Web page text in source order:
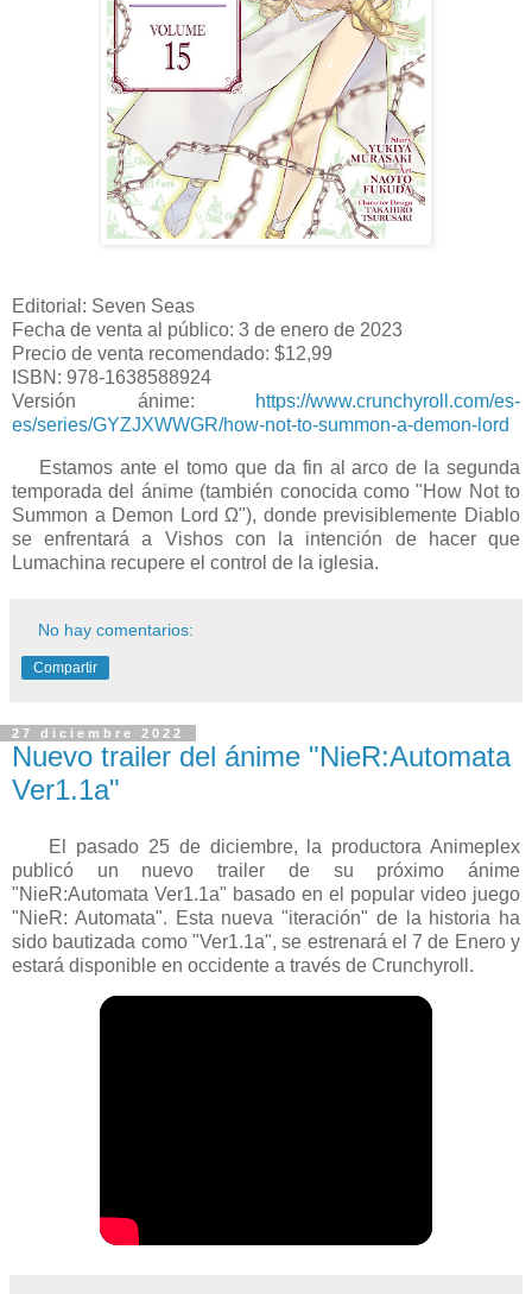
Editorial: Seven Seas
Fecha de venta al público: 3 de enero de 2023
Precio de venta recomendado: $12,99
ISBN: 978-1638588924
Versión ánime:
https://www.crunchyroll.com/es-
es/series/GYZJXWWGR/how-not-to-summon-a-demon-lord
Estamos ante el tomo que da fin al arco de la segunda
temporada del ánime (también conocida como "How Not to
Summon a Demon Lord Ω"), donde previsiblemente Diablo
se enfrentará a Vishos con la intención de hacer que
Lumachina recupere el control de la iglesia.
No hay comentarios:
Compartir
27 diciembre 2022
Nuevo trailer del ánime "NieR:Automata
Ver1.1a"
El pasado 25 de diciembre, la productora Animeplex
publicó un nuevo trailer de su próximo ánime
"NieR:Automata Ver1.1a" basado en el popular video juego
"NieR: Automata". Esta nueva "iteración" de la historia ha
sido bautizada como "Ver1.1a", se estrenará el 7 de Enero y
estará disponible en occidente a través de Crunchyroll.